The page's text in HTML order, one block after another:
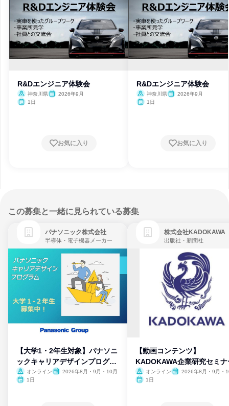
R&Dエンジニア体験会
神奈川県
2026年9月
1日
お気に入り
R&Dエンジニア体験会
神奈川県
2026年9月
1日
お気に入り
この募集と一緒に見られている募集
パナソニック株式会社
半導体・電子機器メーカー
【大学1・2年生対象】パナソニ
ックキャリアデザインプログラ
ム
オンライン
2026年8月・9月・10月
1日
株式会社KADOKAWA
出版社・新聞社
【動画コンテンツ】
KADOKAWA企業研究セミナ
オンライン
2026年8月・9月・
1日